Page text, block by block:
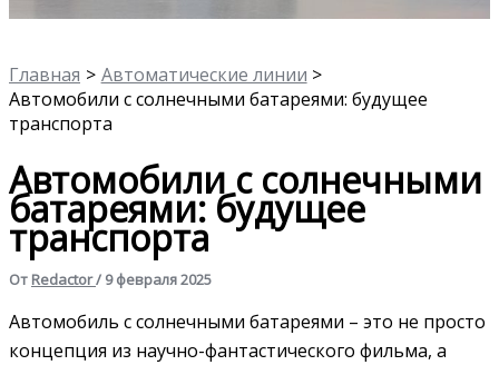
Главная
Автоматические линии
Автомобили с солнечными батареями: будущее
транспорта
Автомобили с солнечными
батареями: будущее
транспорта
От Redactor/ 9 февраля 2025
Автомобиль с солнечными батареями – это не просто
концепция из научно-фантастического фильма, а